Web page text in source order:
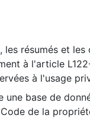
les résumés et
à l'article
à l'usage
une base de
de la